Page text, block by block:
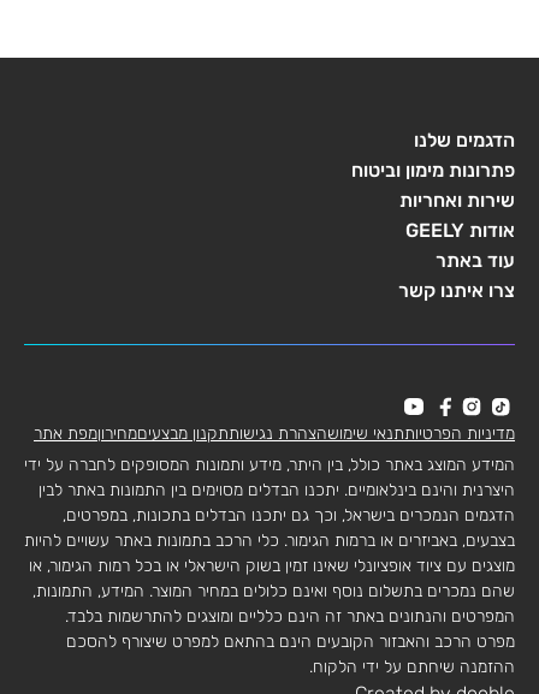
הדגמים שלנו
פתרונות מימון וביטוח
שירות ואחריות
אודות GEELY
עוד באתר
צרו איתנו קשר
מדיניות הפרטיותתנאי שימושהצהרת נגישותתקנון מבצעיםמחירוןמפת אתר
המידע המוצג באתר כולל, בין היתר, מידע ותמונות המסופקים לחברה על ידי
היצרנית והינם בינלאומיים. יתכנו הבדלים מסוימים בין התמונות באתר לבין
הדגמים הנמכרים בישראל, וכך גם יתכנו הבדלים בתכונות, במפרטים,
בצבעים, באביזרים או ברמות הגימור. כלי הרכב בתמונות באתר עשויים להיות
מוצגים עם ציוד אופציונלי שאינו זמין בשוק הישראלי או בכל רמות הגימור, או
שהם נמכרים בתשלום נוסף ואינם כלולים במחיר המוצר. המידע, התמונות,
המפרטים והנתונים באתר זה הינם כלליים ומוצגים להתרשמות בלבד.
מפרט הרכב והאבזור הקובעים הינם בהתאם למפרט שיצורף להסכם
ההזמנה שיחתם על ידי הלקוח.